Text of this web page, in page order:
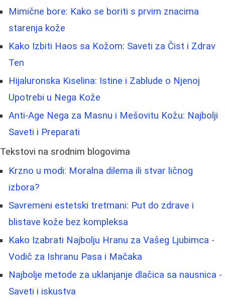
Mimične bore: Kako se boriti s prvim znacima
starenja kože
Kako Izbiti Haos sa Kožom: Saveti za Čist i Zdrav
Ten
Hijaluronska Kiselina: Istine i Zablude o Njenoj
Upotrebi u Nega Kože
Anti-Age Nega za Masnu i Mešovitu Kožu: Najbolji
Saveti i Preparati
Tekstovi na srodnim blogovima
Krzno u modi: Moralna dilema ili stvar ličnog
izbora?
Savremeni estetski tretmani: Put do zdrave i
blistave kože bez kompleksa
Kako Izabrati Najbolju Hranu za Vašeg Ljubimca -
Vodič za Ishranu Pasa i Mačaka
Najbolje metode za uklanjanje dlačica sa nausnica -
Saveti i iskustva